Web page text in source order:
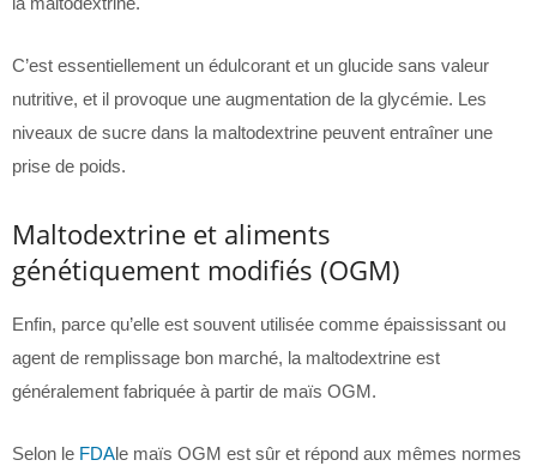
C’est essentiellement un édulcorant et un glucide sans valeur
nutritive, et il provoque une augmentation de la glycémie. Les
niveaux de sucre dans la maltodextrine peuvent entraîner une
prise de poids.
Maltodextrine et aliments
génétiquement modifiés (OGM)
Enfin, parce qu’elle est souvent utilisée comme épaississant ou
agent de remplissage bon marché, la maltodextrine est
généralement fabriquée à partir de maïs OGM.
Selon le FDAle maïs OGM est sûr et répond aux mêmes normes